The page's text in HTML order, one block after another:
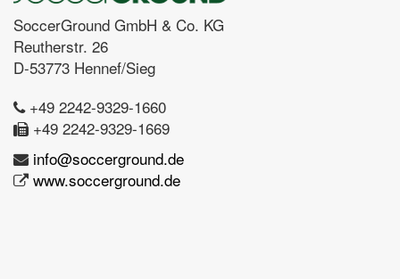
SoccerGround GmbH & Co. KG
Reutherstr. 26
D-53773 Hennef/Sieg
+49 2242-9329-1660
+49 2242-9329-1669
info@soccerground.de
www.soccerground.de